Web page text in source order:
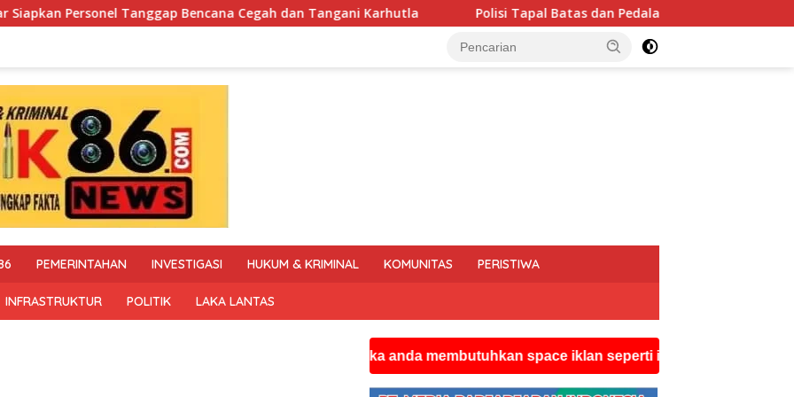
Cegah dan Tangani Karhutla Polisi Tapal Batas dan Pedalaman Hoegeng Awards 2026 Diraih Iptu Motalip
PEMERINTAHAN INVESTIGASI HUKUM & KRIMINAL KOMUNITAS PERISTIWA
INFRASTRUKTUR POLITIK LAKA LANTAS
Jika anda membutuhkan space iklan seperti ini silahkan hubungi watsapp